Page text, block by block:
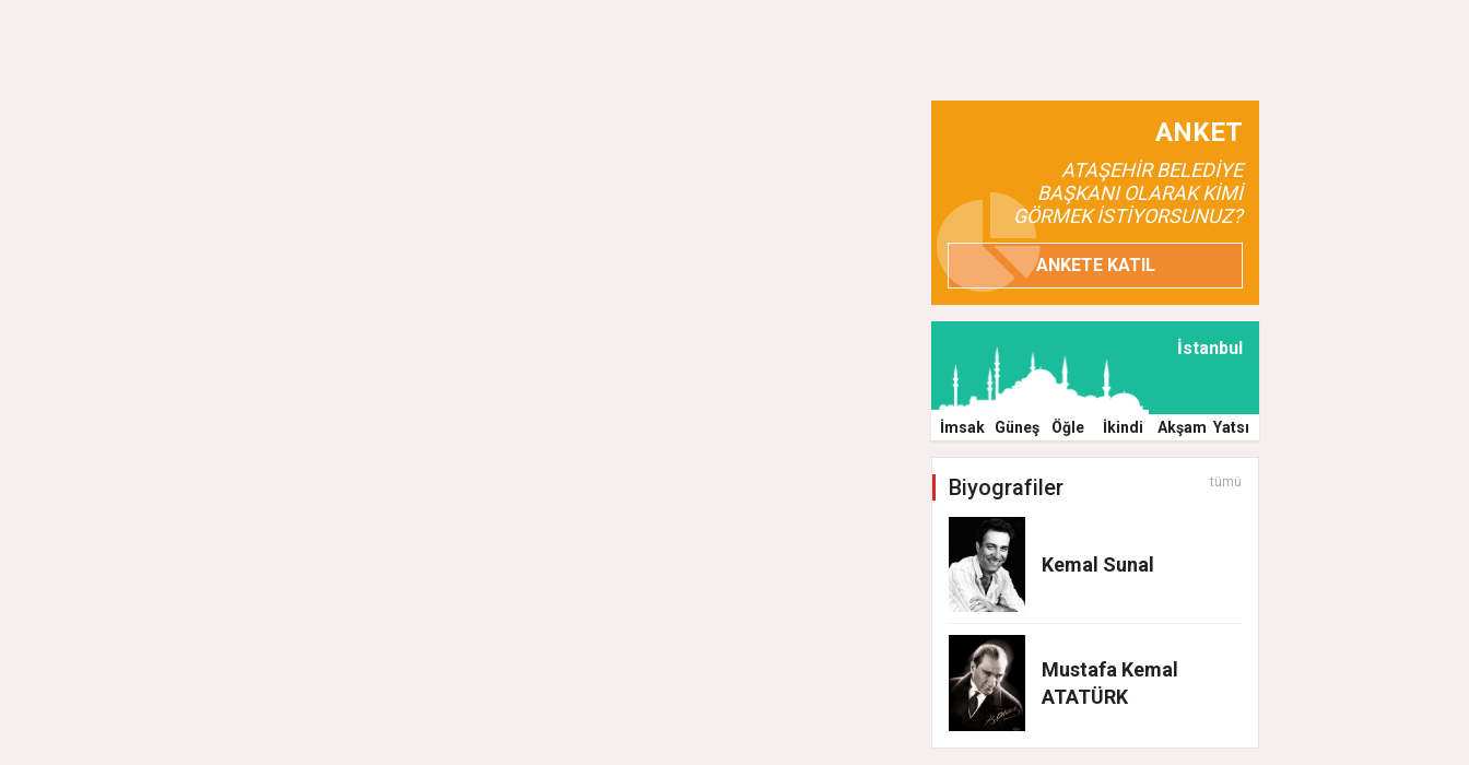
ANKET
ATAŞEHİR BELEDİYE
BAŞKANI OLARAK KİMİ
GÖRMEK İSTİYORSUNUZ?
ANKETE KATIL
İstanbul
İmsak Güneş Öğle İkindi Akşam Yatsı
Biyografiler tümü
Kemal Sunal
Mustafa Kemal
ATATÜRK